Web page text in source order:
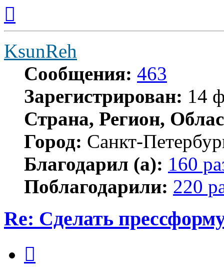
началу
KsunReh
Сообщения: 463
Зарегистрирован: 14
Страна, Регион,
Город: Санкт-
Благодарил (а): 160
Поблагодарили: 220
Re: Сделать